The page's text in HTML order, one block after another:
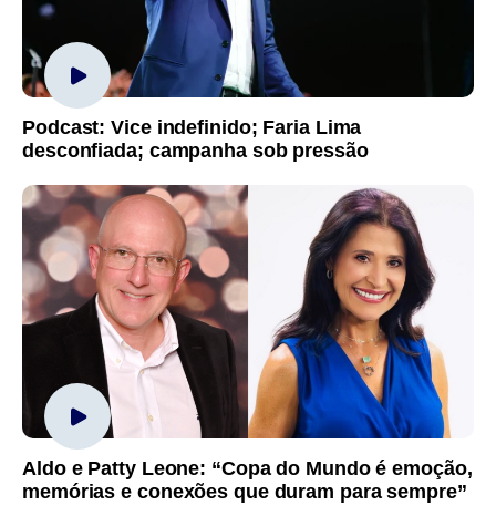
Podcast: Vice indefinido; Faria Lima
desconfiada; campanha sob pressão
Aldo e Patty Leone: “Copa do Mundo é emoção,
memórias e conexões que duram para sempre”